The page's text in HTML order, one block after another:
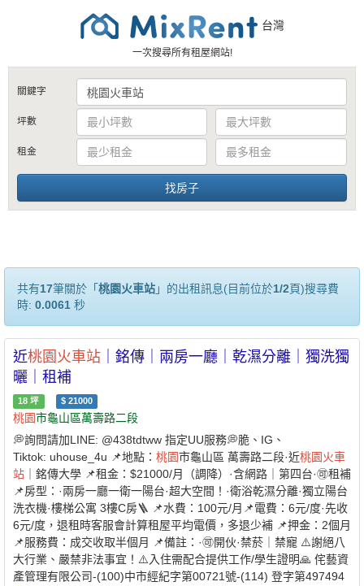
台灣
一次搜尋所有租屋網站!
關鍵字
坪數
租金
共有17筆關於「 桃園火車站」的出租訊息(目前位於1/2頁)搜尋費
時: 0.0061 秒
近桃園 火車站 ｜銘傳｜兩房一廳｜乾濕分離｜獨洗獨
曬｜租補
18 坪 $ 21000
桃園市龜山區萬壽路二段
💭詢問請加LINE: @438tdtww 指定UU服務💭脆、IG、
Tiktok: uhouse_4u 📌地點： 桃園市龜山區 萬壽路二段·近桃園火車
站 ｜銘傳大學 📌租金：$21000/月（調降）·含網路｜第四台·🉑租補
📌房型：·兩房一廳一衛一陽台·超大空間！·衛浴乾濕分離·獨立陽台
洗衣機·樓梯公寓 3樓C房🪜 📌水費：100元/月📌電費：6元/度·先收
6元/度，退租時客服會計算租屋平均電價，多退少補 📌押金：2個月
📌服務費：成交收取半個月 📌備註：·🉑開伙·禁菸｜禁寵 ⚠️謝絕八
大行業、嚴禁非法事宜！⚠️入住需配合提供工作/學生證明🙏 侘藝資
產管理有限公司-(100)中市經紀字第00721號-(114) 登字第497494